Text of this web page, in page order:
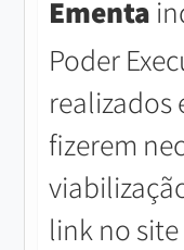
Ementa
Poder
realizados
fizerem
link no